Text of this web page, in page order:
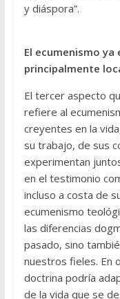
y diáspora”.
El ecumenismo
principalmente
El tercer aspecto
refiere al
creyentes en la
su trabajo, de sus
experimentan
en el testimonio
incluso a costa de
ecumenismo
las diferencias
pasado, sino
nuestros fieles. En
doctrina podría
de la vida que se